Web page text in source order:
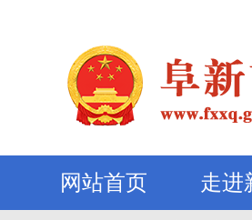
网站首页 走进